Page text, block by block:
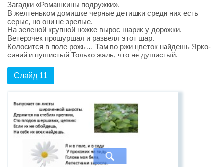
Загадки «Ромашкины подружки».
В желтеньком домишке черные детишки среди них есть
серые, но они не зрелые.
На зеленой крупной ножке вырос шарик у дорожки.
Ветерочек прошуршал и развеял этот шар.
Колосится в поле рожь… Там во ржи цветок найдешь Ярко-
синий и пушистый Только жаль, что не душистый.
Слайд 11